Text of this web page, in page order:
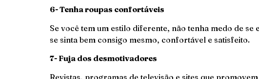
6- Tenha roupas confortáveis
Se você tem um estilo diferente, não tenha medo de
se sinta bem consigo mesmo, confortável e satisfeito.
7- Fuja dos desmotivadores
Revistas, programas de televisão e sites que